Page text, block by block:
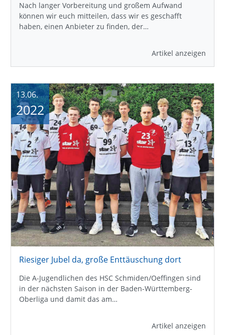
Nach langer Vorbereitung und großem Aufwand
können wir euch mitteilen, dass wir es geschafft
haben, einen Anbieter zu finden, der…
Artikel anzeigen
Riesiger Jubel da, große Enttäuschung dort
Die A-Jugendlichen des HSC Schmiden/Oeffingen sind
in der nächsten Saison in der Baden-Württemberg-
Oberliga und damit das am…
Artikel anzeigen
13.06.
2022